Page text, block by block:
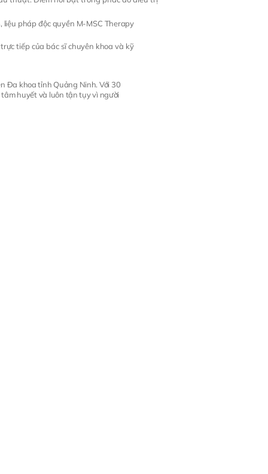
pháp độc quyền M-MSC Therapy
tiếp của bác sĩ chuyên khoa và kỹ
Đa khoa tỉnh Quảng Ninh. Với 30
huyết và luôn tận tụy vì người